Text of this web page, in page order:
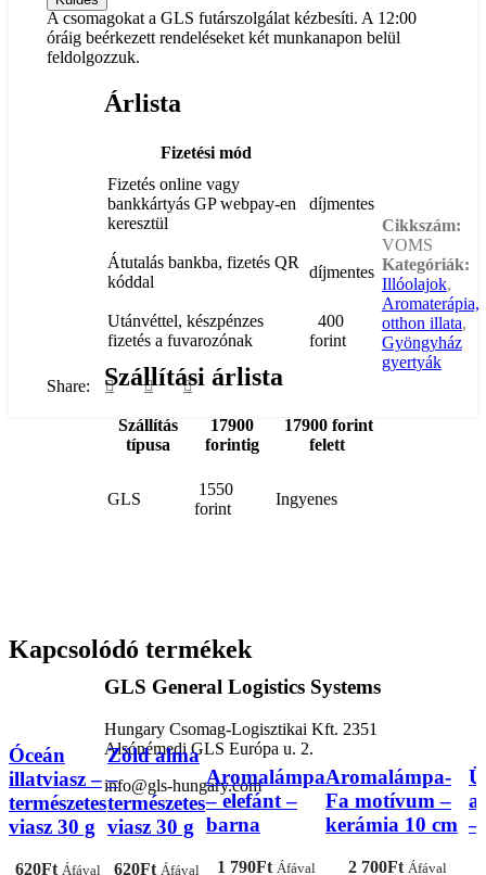
A csomagokat a GLS futárszolgálat kézbesíti. A 12:00
óráig beérkezett rendeléseket két munkanapon belül
feldolgozzuk.
Árlista
Fizetési mód
Fizetés online vagy
bankkártyás GP webpay-en
keresztül
díjmentes
Átutalás bankba, fizetés QR
kóddal
díjmentes
Utánvéttel, készpénzes
fizetés a fuvarozónak
400
forint
Szállítási árlista
Szállítás
típusa
17900
forintig
17900 forint
felett
GLS
1550
forint
Ingyenes
GLS General Logistics Systems
Hungary Csomag-Logisztikai Kft. 2351
Alsónémedi GLS Európa u. 2.
info@gls-hungary.com
Cikkszám:
VOMS
Kategóriák:
Illóolajok,
Aromaterápia,
otthon illata,
Gyöngyház
gyertyák
Share:
Kapcsolódó termékek
Óceán
illatviasz –
természetes
viasz 30 g
620Ft Áfával
Zöld alma
–
természetes
viasz 30 g
620Ft Áfával
Aromalámpa
– elefánt –
barna
1 790Ft Áfával
Aromalámpa-
Fa motívum –
kerámia 10 cm
2 700Ft Áfával
–